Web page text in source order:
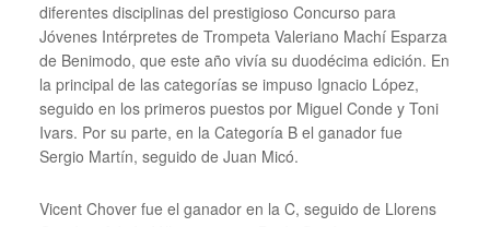
diferentes disciplinas del prestigioso Concurso para
Jóvenes Intérpretes de Trompeta Valeriano Machí Esparza
de Benimodo, que este año vivía su duodécima edición. En
la principal de las categorías se impuso Ignacio López,
seguido en los primeros puestos por Miguel Conde y Toni
Ivars. Por su parte, en la Categoría B el ganador fue
Sergio Martín, seguido de Juan Micó.
Vicent Chover fue el ganador en la C, seguido de Llorens